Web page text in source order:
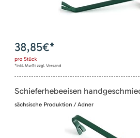
38,85€*
pro Stück
*inkl. MwSt zzgl. Versand
Schieferhebeeisen
sächsische Produktion / Adner